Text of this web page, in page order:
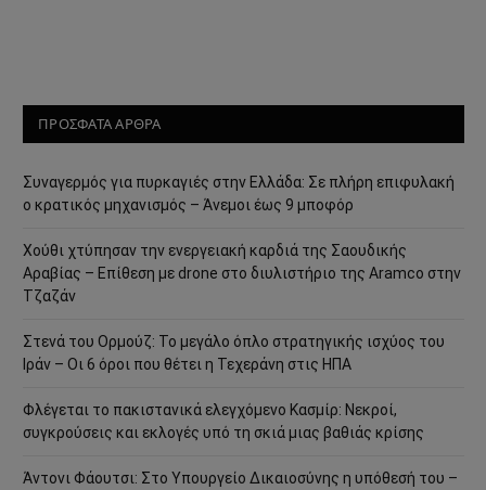
ΠΡΟΣΦΑΤΑ ΑΡΘΡΑ
Συναγερμός για πυρκαγιές στην Ελλάδα: Σε πλήρη επιφυλακή
ο κρατικός μηχανισμός – Άνεμοι έως 9 μποφόρ
Χούθι χτύπησαν την ενεργειακή καρδιά της Σαουδικής
Αραβίας – Επίθεση με drone στο διυλιστήριο της Aramco στην
Τζαζάν
Στενά του Ορμούζ: Το μεγάλο όπλο στρατηγικής ισχύος του
Ιράν – Οι 6 όροι που θέτει η Τεχεράνη στις ΗΠΑ
Φλέγεται το πακιστανικά ελεγχόμενο Κασμίρ: Νεκροί,
συγκρούσεις και εκλογές υπό τη σκιά μιας βαθιάς κρίσης
Άντονι Φάουτσι: Στο Υπουργείο Δικαιοσύνης η υπόθεσή του –